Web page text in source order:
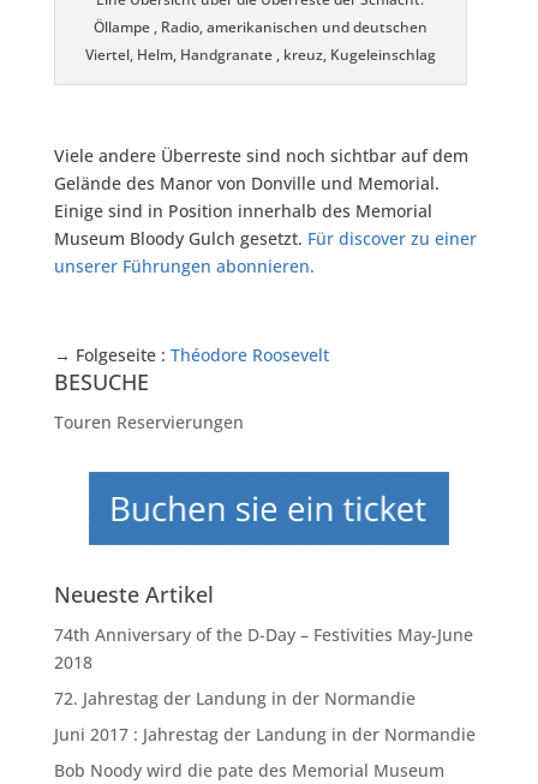
Öllampe , Radio, amerikanischen und deutschen
Viertel, Helm, Handgranate , kreuz, Kugeleinschlag
Viele andere Überreste sind noch sichtbar auf dem
Gelände des Manor von Donville und Memorial.
Einige sind in Position innerhalb des Memorial
Museum Bloody Gulch gesetzt. Für discover zu einer
unserer Führungen abonnieren.
→ Folgeseite: Théodore Roosevelt
BESUCHE
Touren Reservierungen
Neueste Artikel
74th Anniversary of the D-Day – Festivities May-June
2018
72. Jahrestag der Landung in der Normandie
Juni 2017 : Jahrestag der Landung in der Normandie
Bob Noody wird die pate des Memorial Museum